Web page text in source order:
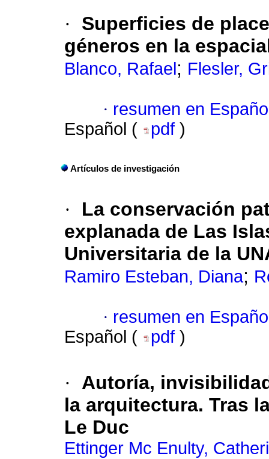
·
Superficies de
géneros en la
Blanco, Rafael ; Flesler,
· resumen en
Español (
pdf )
Artículos de investigación
·
La conservación
explanada de Las
Universitaria de la
Ramiro Esteban, Diana;
· resumen en
Español (
pdf )
·
Autoría,
la arquitectura. Tras
Le Duc
Ettinger Mc Enulty,